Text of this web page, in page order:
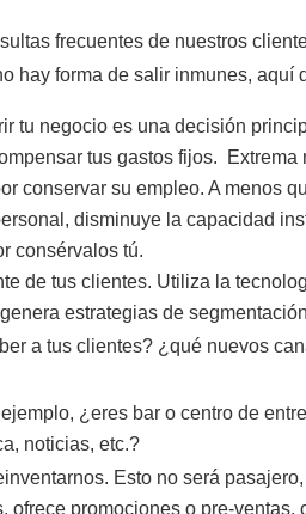
frecuentes de nuestros
hay forma de salir inmunes,
tu negocio es una decisión
tus gastos fijos.
conservar su empleo. A menos
disminuye la capacidad
consérvalos tú.
de tus clientes. Utiliza la
estrategias de
a tus clientes? ¿qué nuevos
¿eres bar o centro de
noticias, etc.?
Esto no será
promociones o pre-